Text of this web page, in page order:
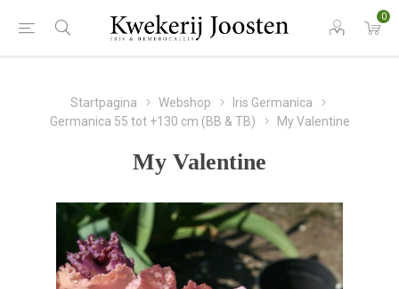
0
Startpagina Webshop
Iris Germanica
Germanica 55 tot +130 cm (BB & TB)
My Valentine
My Valentine